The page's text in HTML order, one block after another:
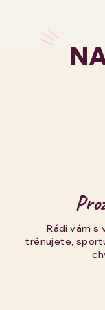
Rádi vám s
trénujete,